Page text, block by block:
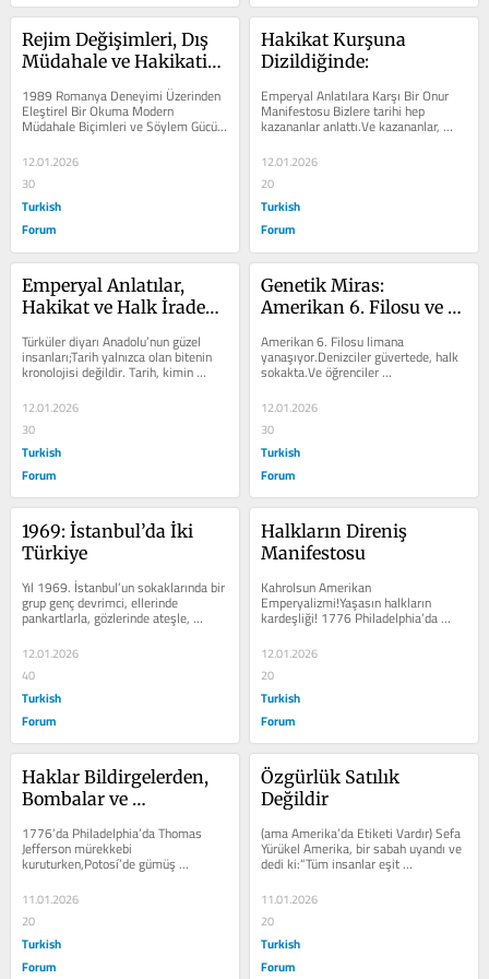
Rejim Değişimleri, Dış
Müdahale ve Hakikatin
1989 Romanya Deneyimi Üzerinden
Eleştirel Bir Okuma Modern
Müdahale Biçimleri ve Söylem Gücü
Soğuk Savaş’ın son döneminden
itibaren...
12.01.2026
30
Turkish
Forum
Hakikat Kurşuna
Dizildiğinde:
Emperyal Anlatılara Karşı Bir Onur
Manifestosu Bizlere tarihi hep
kazananlar anlattı.Ve kazananlar,
çoğu zaman en çok yalan söyleyenler
oldu....
12.01.2026
20
Turkish
Forum
Emperyal Anlatılar,
Hakikat ve Halk İradesi
Türküler diyarı Anadolu’nun güzel
insanları;Tarih yalnızca olan bitenin
kronolojisi değildir. Tarih, kimin
anlattığına göre şekil alan...
12.01.2026
30
Turkish
Forum
Genetik Miras:
Amerikan 6. Filosu ve
Amerikan 6. Filosu limana
yanaşıyor.Denizciler güvertede, halk
sokakta.Ve öğrenciler
bağırıyor:“Yankee Go Home!” O anda
bazıları...
12.01.2026
30
Turkish
Forum
1969: İstanbul’da İki
Türkiye
Yıl 1969. İstanbul’un sokaklarında bir
grup genç devrimci, ellerinde
pankartlarla, gözlerinde ateşle,
“Yankee Go Home!” diye...
12.01.2026
40
Turkish
Forum
Halkların Direniş
Manifestosu
Kahrolsun Amerikan
Emperyalizmi!Yaşasın halkların
kardeşliği! 1776 Philadelphia’da
“tüm insanlar eşittir” dediler,ama
Haiti’de köleler...
12.01.2026
20
Turkish
Forum
Haklar Bildirgelerden,
Bombalar ve
1776’da Philadelphia’da Thomas
Jefferson mürekkebi
kuruturken,Potosí’de gümüş
damarları hâlâ kanıyordu.“Tüm
insanlar eşittir”...
11.01.2026
20
Turkish
Forum
Özgürlük Satılık
Değildir
(ama Amerika’da Etiketi Vardır) Sefa
Yürükel Amerika, bir sabah uyandı ve
dedi ki:“Tüm insanlar eşit
yaratılmıştır.”Bu cümle o kadar...
11.01.2026
20
Turkish
Forum